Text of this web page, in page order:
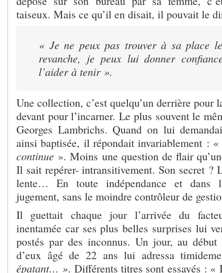
taiseux. Mais ce qu’il en disait, il pouvait le
« Je ne peux pas trouver à sa place
revanche, je peux lui donner
l’aider à tenir ».
Une collection, c’est quelqu’un derrière pour
devant pour l’incarner. Le plus souvent le
Georges Lambrichs. Quand on lui
ainsi baptisée, il répondait invariablement :
continue ». Moins une question de flair
Il sait repérer- intransitivement. Son secret ?
lente… En toute indépendance et dans
jugement, sans le moindre contrôleur de
Il guettait chaque jour l’arrivée du
inentamée car ses plus belles surprises lui
postés par des inconnus. Un jour, au début
d’eux âgé de 22 ans lui adressa
épatant… ». Différents titres sont essayés : «